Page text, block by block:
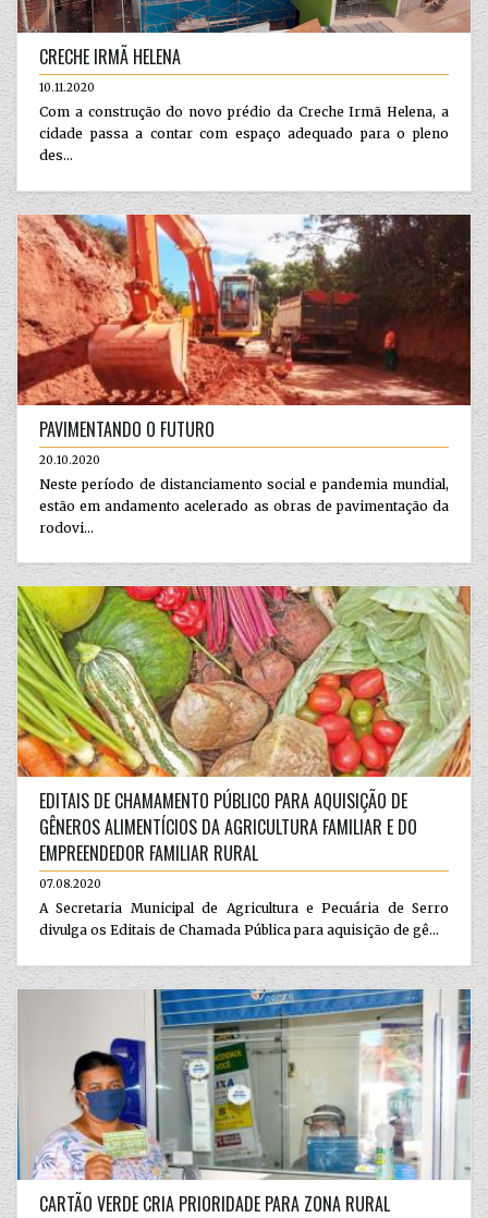
CRECHE IRMÃ HELENA
10.11.2020
Com a construção do novo prédio da Creche Irmã Helena, a
cidade passa a contar com espaço adequado para o pleno
des...
PAVIMENTANDO O FUTURO
20.10.2020
Neste período de distanciamento social e pandemia mundial,
estão em andamento acelerado as obras de pavimentação da
rodovi...
EDITAIS DE CHAMAMENTO PÚBLICO PARA AQUISIÇÃO DE
GÊNEROS ALIMENTÍCIOS DA AGRICULTURA FAMILIAR E DO
EMPREENDEDOR FAMILIAR RURAL
07.08.2020
A Secretaria Municipal de Agricultura e Pecuária de Serro
divulga os Editais de Chamada Pública para aquisição de gê...
CARTÃO VERDE CRIA PRIORIDADE PARA ZONA RURAL